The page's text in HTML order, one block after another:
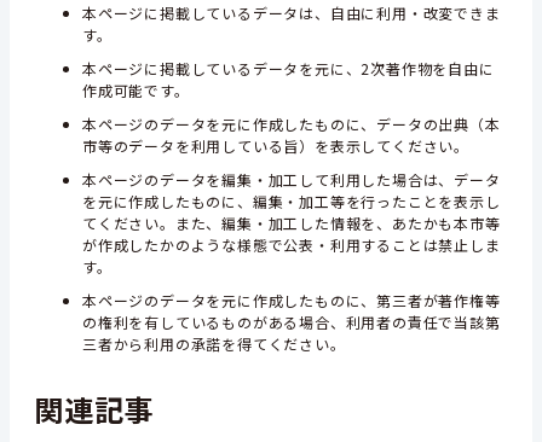
本ページに掲載しているデータは、自由に利用・改変できま
す。
本ページに掲載しているデータを元に、2次著作物を自由に
作成可能です。
本ページのデータを元に作成したものに、データの出典（本
市等のデータを利用している旨）を表示してください。
本ページのデータを編集・加工して利用した場合は、データ
を元に作成したものに、編集・加工等を行ったことを表示し
てください。また、編集・加工した情報を、あたかも本市等
が作成したかのような様態で公表・利用することは禁止しま
す。
本ページのデータを元に作成したものに、第三者が著作権等
の権利を有しているものがある場合、利用者の責任で当該第
三者から利用の承諾を得てください。
関連記事